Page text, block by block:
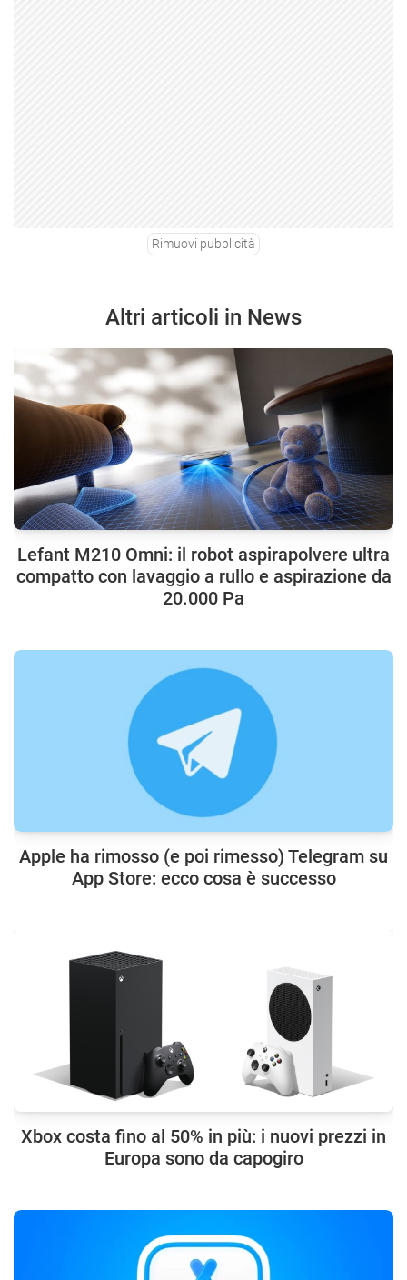
Rimuovi pubblicità
Altri articoli in News
Lefant M210 Omni: il robot aspirapolvere ultra
compatto con lavaggio a rullo e aspirazione da
20.000 Pa
Apple ha rimosso (e poi rimesso) Telegram su
App Store: ecco cosa è successo
Xbox costa fino al 50% in più: i nuovi prezzi in
Europa sono da capogiro